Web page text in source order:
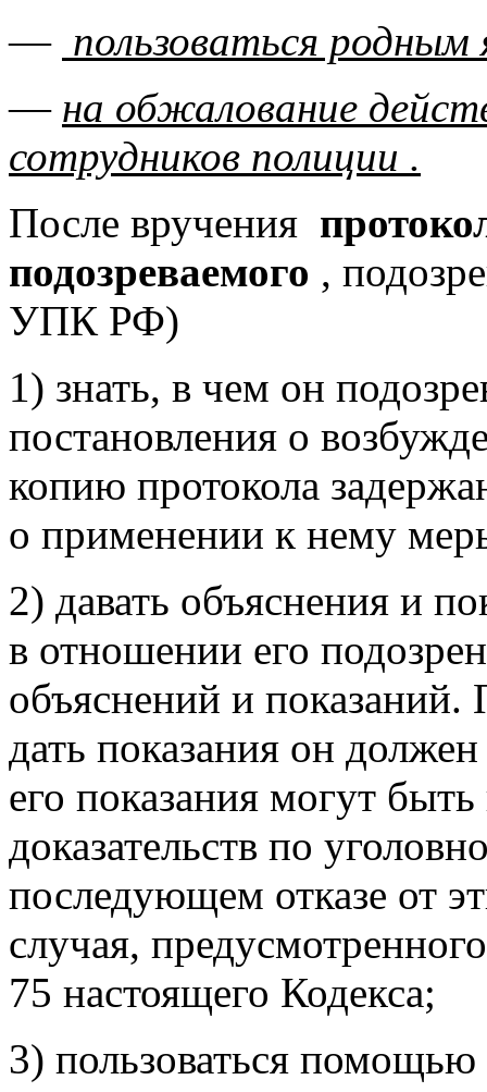
— пользоваться
— на обжалование
сотрудников полиции .
После вручения
подозреваемого ,
УПК РФ)
1) знать, в чем он
постановления о
копию протокола
о применении к нему
2) давать объяснения и
в отношении его
объяснений и показаний.
дать показания он
его показания могут
доказательств по
последующем отказе от
случая,
75 настоящего Кодекса;
3) пользоваться